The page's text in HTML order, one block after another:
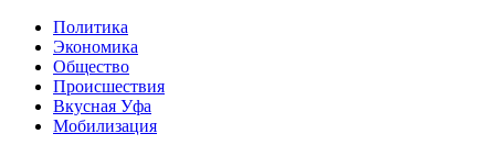
Политика
Экономика
Общество
Происшествия
Вкусная Уфа
Мобилизация